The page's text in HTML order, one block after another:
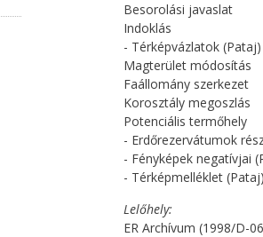
Besorolási javaslat
Indoklás
- Térképvázlatok (Pataj)
Magterület módosítás
Faállomány szerkezet
Korosztály megoszlás
Potenciális termőhely
- Erdőrezervátumok
- Fényképek negatívjai
- Térképmelléklet (Pataj)
Lelőhely
ER Archívum (1998/D-